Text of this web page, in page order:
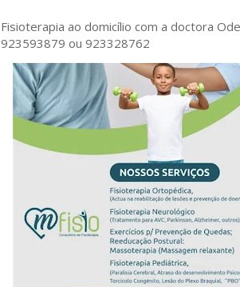
Fisioterapia ao domicílio com a doctora
923593879 ou 923328762